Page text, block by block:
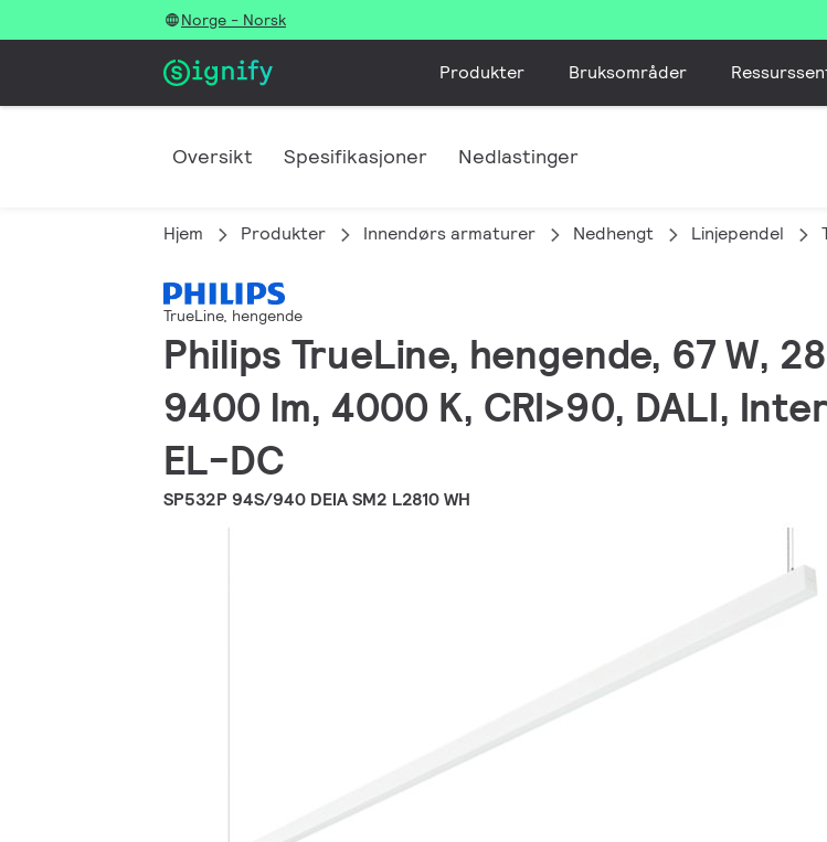
Norge - Norsk
Produkter Bruksområder
Oversikt Spesifikasjoner Nedlastinger
Hjem Produkter Innendørs armaturer Nedhengt Linjependel
TrueLine, hengende
Philips TrueLine, hengende, 67 W,
9400 lm, 4000 K, CRI>90, DALI,
EL-DC
SP532P 94S/940 DEIA SM2 L2810 WH